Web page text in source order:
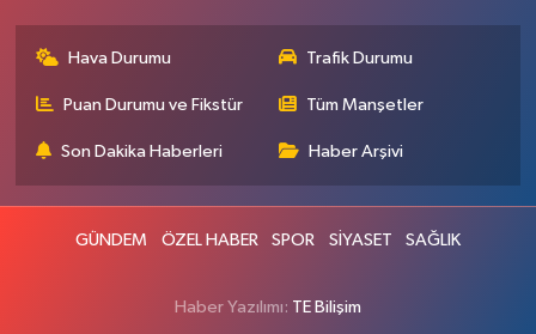
Hava Durumu Trafik Durumu
Puan Durumu ve Fikstür Tüm Manşetler
Son Dakika Haberleri Haber Arşivi
GÜNDEM ÖZEL HABER SPOR SİYASET SAĞLIK
Haber Yazılımı: TE Bilişim